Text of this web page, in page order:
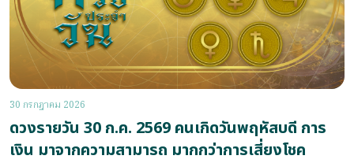
30 กรกฎาคม 2026
ดวงรายวัน 30 ก.ค. 2569 คนเกิดวันพฤหัสบดี การ
เงิน มาจากความสามารถ มากกว่าการเสี่ยงโชค